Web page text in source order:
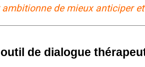
de mieux anticiper
de dialogue